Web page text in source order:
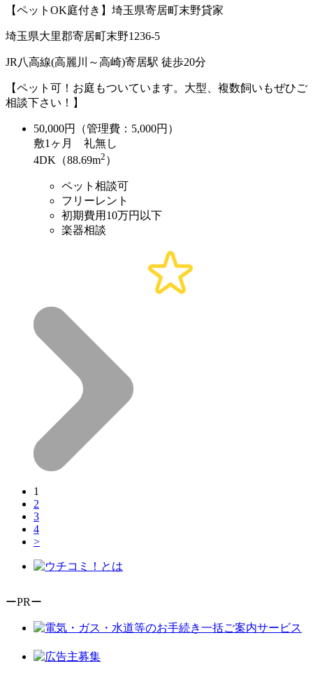
【ペットOK庭付き】埼玉県寄居町末野貸家
埼玉県大里郡寄居町末野1236-5
JR八高線(高麗川～高崎)寄居駅 徒歩20分
【ペット可！お庭もついています。大型、複数飼いもぜひご
相談下さい！】
50,000円（管理費：5,000円）
敷1ヶ月 礼無し
4DK（88.69m2 ）
ペット相談可
フリーレント
初期費用10万円以下
楽器相談
1
2
3
4
>
ーPRー